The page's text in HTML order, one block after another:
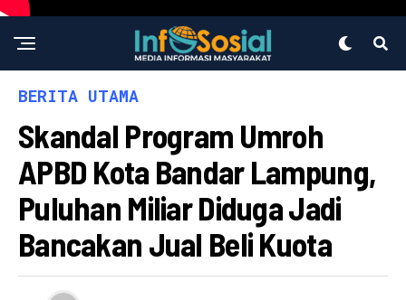
BERITA UTAMA
Skandal Program Umroh
APBD Kota Bandar Lampung,
Puluhan Miliar Diduga Jadi
Bancakan Jual Beli Kuota